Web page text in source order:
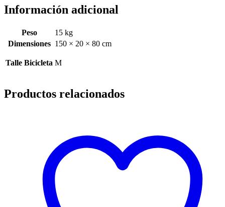
Información adicional
Peso
15 kg
Dimensiones 150 × 20 × 80 cm
Talle Bicicleta M
Productos relacionados